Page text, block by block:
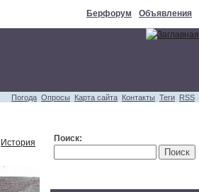
Берфорум Объявления
Погода Опросы Карта сайта Контакты Теги RSS
История Поиск: